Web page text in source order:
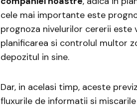
cele mai importante este
prognoza nivelurilor cererii este
planificarea si controlul multor
depozitul in sine.
Dar, in acelasi timp, aceste
fluxurile de informatii si